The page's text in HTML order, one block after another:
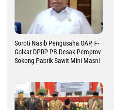
Soroti Nasib Pengusaha OAP, F-
Golkar DPRP PB Desak Pemprov
Sokong Pabrik Sawit Mini Masni